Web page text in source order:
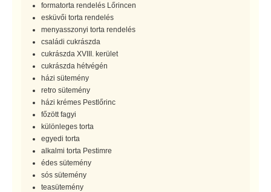
formatorta rendelés Lőrincen
esküvői torta rendelés
menyasszonyi torta rendelés
családi cukrászda
cukrászda XVIII. kerület
cukrászda hétvégén
házi sütemény
retro sütemény
házi krémes Pestlőrinc
főzött fagyi
különleges torta
egyedi torta
alkalmi torta Pestimre
édes sütemény
sós sütemény
teasütemény